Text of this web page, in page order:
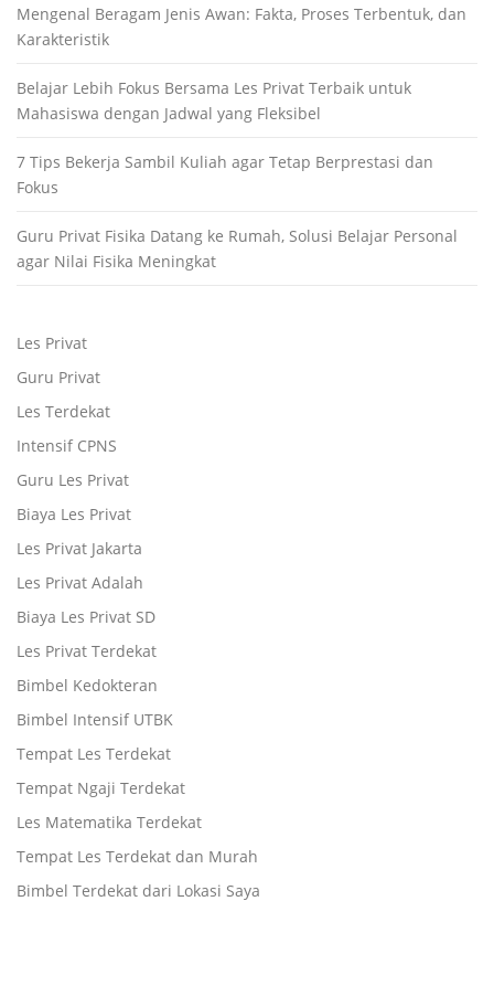
Mengenal Beragam Jenis Awan: Fakta, Proses Terbentuk, dan
Karakteristik
Belajar Lebih Fokus Bersama Les Privat Terbaik untuk
Mahasiswa dengan Jadwal yang Fleksibel
7 Tips Bekerja Sambil Kuliah agar Tetap Berprestasi dan
Fokus
Guru Privat Fisika Datang ke Rumah, Solusi Belajar Personal
agar Nilai Fisika Meningkat
Les Privat
Guru Privat
Les Terdekat
Intensif CPNS
Guru Les Privat
Biaya Les Privat
Les Privat Jakarta
Les Privat Adalah
Biaya Les Privat SD
Les Privat Terdekat
Bimbel Kedokteran
Bimbel Intensif UTBK
Tempat Les Terdekat
Tempat Ngaji Terdekat
Les Matematika Terdekat
Tempat Les Terdekat dan Murah
Bimbel Terdekat dari Lokasi Saya